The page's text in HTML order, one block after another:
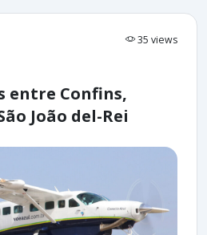
35 views
entre Confins,
João del-Rei